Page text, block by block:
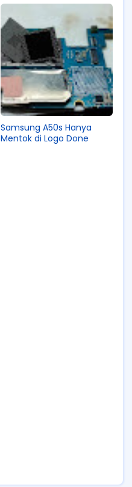
Samsung A50s Hanya
Mentok di Logo Done